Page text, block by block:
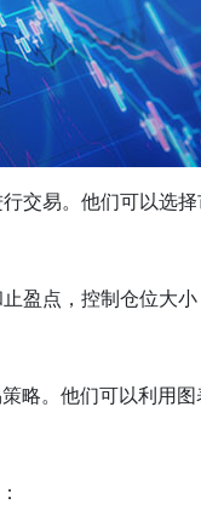
易。他们可以选
盈点，控制仓位大小
。他们可以利用图